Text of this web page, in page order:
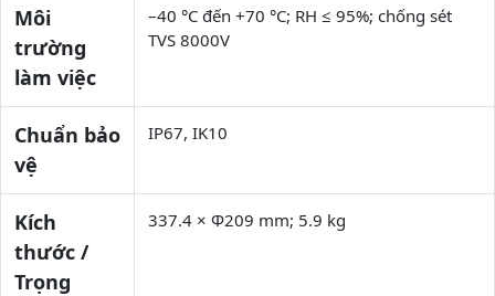
Môi
trường
làm việc
–40 °C đến +70 °C; RH ≤ 95%; chống sét
TVS 8000V
Chuẩn bảo
vệ
IP67, IK10
Kích
thước /
Trọng
337.4 × Φ209 mm; 5.9 kg